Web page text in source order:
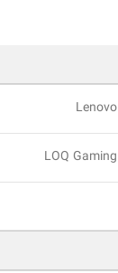
Lenovo
LOQ Gaming